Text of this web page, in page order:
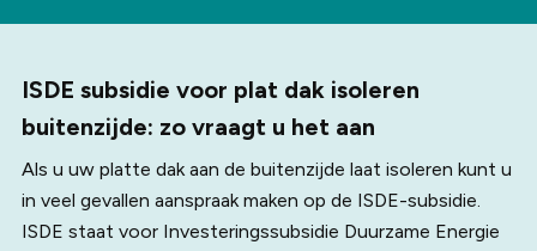
onvoldoende is en er regenwater onder het dak
dan oorspronkelijk op het dak lag, zorgt vaak voor
problemen. Daarnaast worden pannen soms zonder
is, zoals bij dakranden en hoeken. Onzorgvuldig lopen
over het dak kan eveneens schade veroorzaken, net als
het werken zonder goede voorbereiding of valbeveiliging.
ISDE subsidie voor plat dak isoleren
buitenzijde: zo vraagt u het aan
Als u uw platte dak aan de buitenzijde laat isoleren kunt u
in veel gevallen aanspraak maken op de ISDE-subsidie.
ISDE staat voor Investeringssubsidie Duurzame Energie